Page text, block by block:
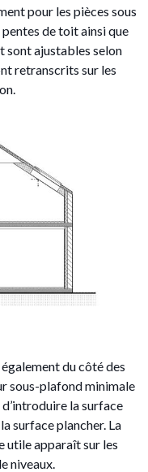
pour les pièces sous
pentes de toit ainsi que
sont ajustables selon
retranscrits sur les
du côté des
sous-plafond minimale
la surface
surface plancher. La
utile apparaît sur les
niveaux.